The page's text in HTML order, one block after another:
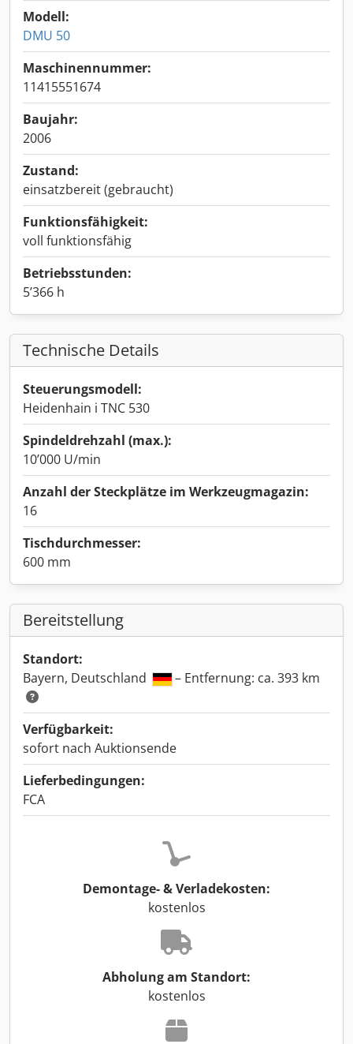
Modell:
DMU 50
Maschinennummer:
11415551674
Baujahr:
2006
Zustand:
einsatzbereit (gebraucht)
Funktionsfähigkeit:
voll funktionsfähig
Betriebsstunden:
5’366 h
Technische Details
Steuerungsmodell:
Heidenhain i TNC 530
Spindeldrehzahl (max.):
10’000 U/min
Anzahl der Steckplätze im Werkzeugmagazin:
16
Tischdurchmesser:
600 mm
Bereitstellung
Standort:
Bayern, Deutschland
– Entfernung: ca. 393 km
Verfügbarkeit:
sofort nach Auktionsende
Lieferbedingungen:
FCA
Demontage- & Verladekosten:
kostenlos
Abholung am Standort:
kostenlos